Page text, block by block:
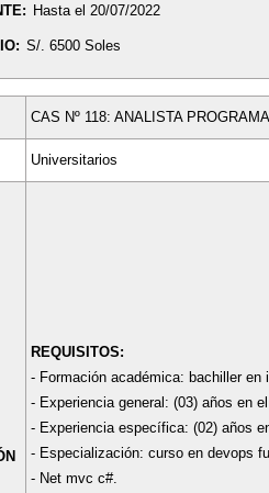
Hasta el 20/07/2022
S/. 6500 Soles
CAS Nº 118: ANALISTA
Universitarios
REQUISITOS:
- Formación académica: bachiller
- Experiencia general: (03) años en
- Experiencia específica: (02) años
- Especialización: curso en devops
- Net mvc c#.